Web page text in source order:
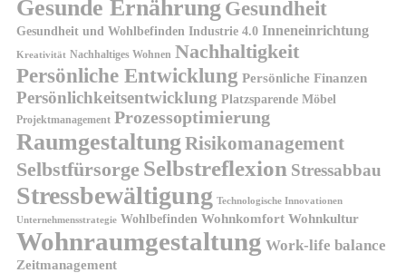
Gesunde Ernährung Gesundheit
Gesundheit und Wohlbefinden Industrie 4.0 Inneneinrichtung
Kreativität Nachhaltiges Wohnen Nachhaltigkeit
Persönliche Entwicklung Persönliche Finanzen
Persönlichkeitsentwicklung Platzsparende Möbel
Projektmanagement Prozessoptimierung
Raumgestaltung Risikomanagement
Selbstfürsorge Selbstreflexion Stressabbau
Stressbewältigung Technologische Innovationen
Unternehmensstrategie Wohlbefinden Wohnkomfort Wohnkultur
Wohnraumgestaltung Work-life balance
Zeitmanagement